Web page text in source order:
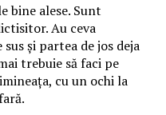
bine alese. Sunt
Au ceva
și partea de jos deja
trebuie să faci pe
cu un ochi la